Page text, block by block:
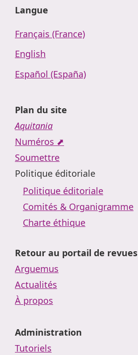
Langue
Français (France)
English
Español (España)
Plan du site
Aquitania
Numéros ⬈
Soumettre
Politique éditoriale
Politique éditoriale
Comités & Organigramme
Charte éthique
Retour au portail de revues
Arguemus
Actualités
À propos
Administration
Tutoriels